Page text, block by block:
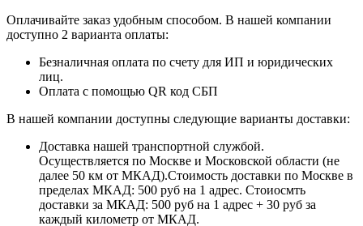
Оплачивайте заказ удобным способом. В нашей компании
доступно 2 варианта оплаты:
Безналичная оплата по счету для ИП и юридических
лиц.
Оплата с помощью QR код СБП
В нашей компании доступны следующие варианты доставки:
Доставка нашей транспортной службой.
Осуществляется по Москве и Московской области (не
далее 50 км от МКАД).Стоимость доставки по Москве в
пределах МКАД: 500 руб на 1 адрес. Стоиосмть
доставки за МКАД: 500 руб на 1 адрес + 30 руб за
каждый километр от МКАД.